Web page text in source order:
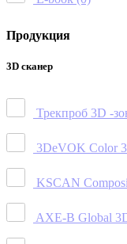
Продукция
3D сканер
Трекпроб 3D -
3DeVOK Color
KSCAN
AXE-B Global